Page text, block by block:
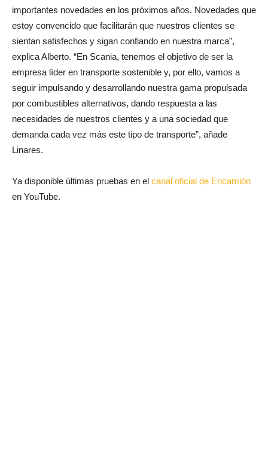
importantes novedades en los próximos años. Novedades que
estoy convencido que facilitarán que nuestros clientes se
sientan satisfechos y sigan confiando en nuestra marca”,
explica Alberto. “En Scania, tenemos el objetivo de ser la
empresa líder en transporte sostenible y, por ello, vamos a
seguir impulsando y desarrollando nuestra gama propulsada
por combustibles alternativos, dando respuesta a las
necesidades de nuestros clientes y a una sociedad que
demanda cada vez más este tipo de transporte”, añade
Linares.
Ya disponible últimas pruebas en el canal oficial de Encamión
en YouTube.